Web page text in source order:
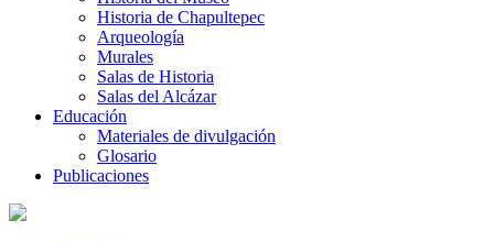
Historia de Chapultepec
Arqueología
Murales
Salas de Historia
Salas del Alcázar
Educación
Materiales de divulgación
Glosario
Publicaciones